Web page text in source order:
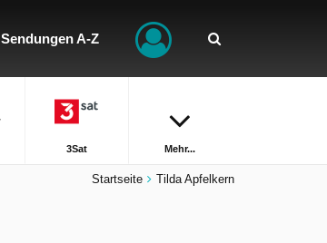
Sendungen A-Z
3Sat Mehr...
Startseite Tilda Apfelkern